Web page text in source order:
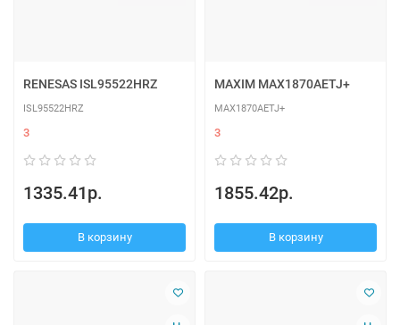
RENESAS ISL95522HRZ
ISL95522HRZ
3
1335.41р.
В корзину
MAXIM MAX1870AETJ+
MAX1870AETJ+
3
1855.42р.
В корзину